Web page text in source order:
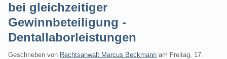
bei gleichzeitiger
Gewinnbeteiligung -
Dentallaborleistungen
Geschrieben von Rechtsanwalt Marcus Beckmann am Freitag, 17.